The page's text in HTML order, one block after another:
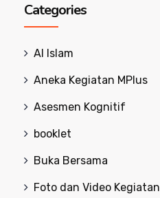
Categories
Al Islam
Aneka Kegiatan MPlus
Asesmen Kognitif
booklet
Buka Bersama
Foto dan Video Kegiatan